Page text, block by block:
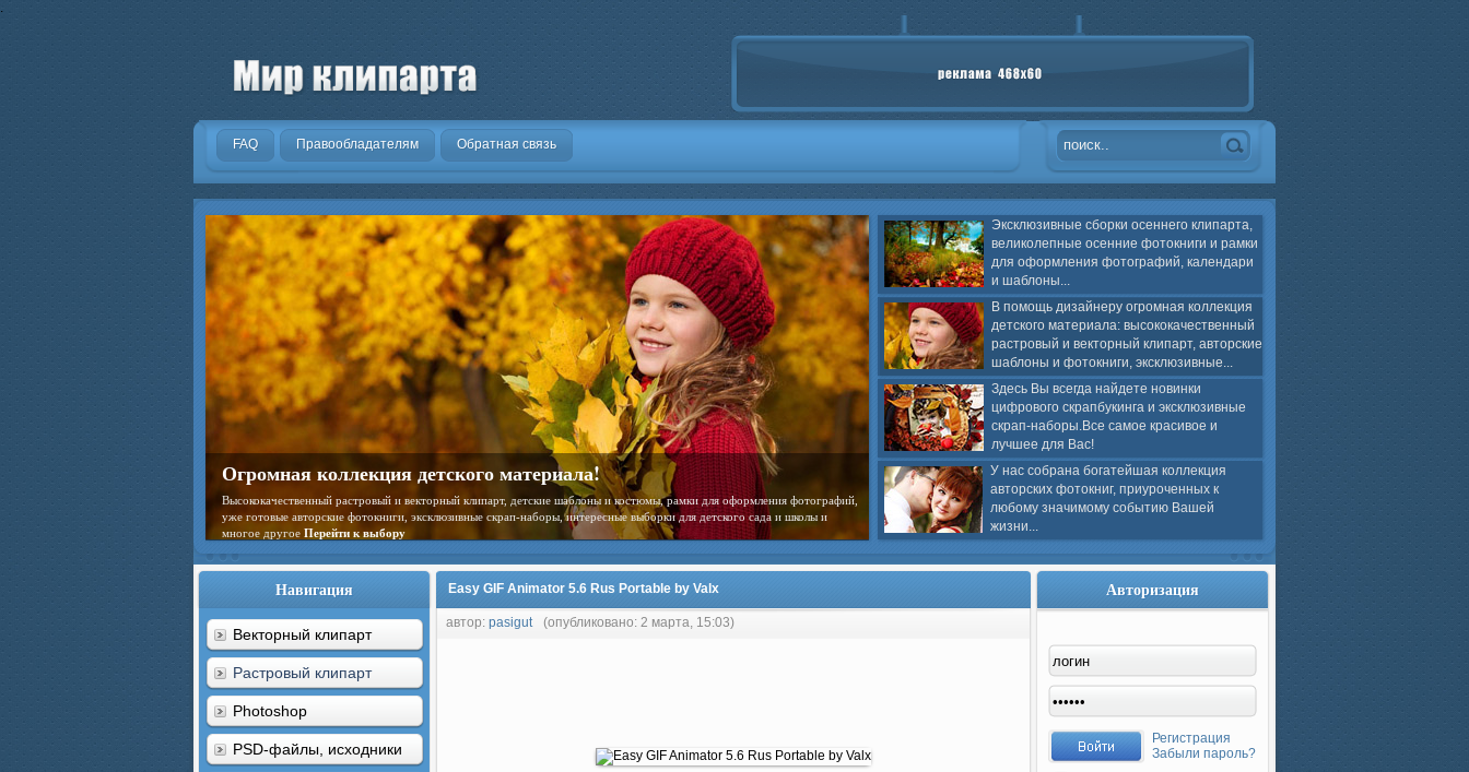
.
FAQ Правообладателям Обратная связь
Эксклюзивные сборки осеннего клипарта,
великолепные осенние фотокниги и рамки
для оформления фотографий, календари
и шаблоны...
В помощь дизайнеру огромная коллекция
детского материала: высококачественный
растровый и векторный клипарт, авторские
шаблоны и фотокниги, эксклюзивные...
Здесь Вы всегда найдете новинки
цифрового скрапбукинга и эксклюзивные
скрап-наборы.Все самое красивое и
лучшее для Вас!
У нас собрана богатейшая коллекция
авторских фотокниг, приуроченных к
любому значимому событию Вашей
жизни...
Огромная коллекция детского материала!
Высококачественный растровый и векторный клипарт, детские шаблоны и костюмы, рамки для оформления фотографий,
уже готовые авторские фотокниги, эксклюзивные скрап-наборы, интересные выборки для детского сада и школы и
многое другое Перейти к выбору
Навигация
Векторный клипарт
Растровый клипарт
Photoshop
PSD-файлы, исходники
Easy GIF Animator 5.6 Rus Portable by Valx
автор: pasigut (опубликовано: 2 марта, 15:03)
Авторизация
Регистрация
Забыли пароль?